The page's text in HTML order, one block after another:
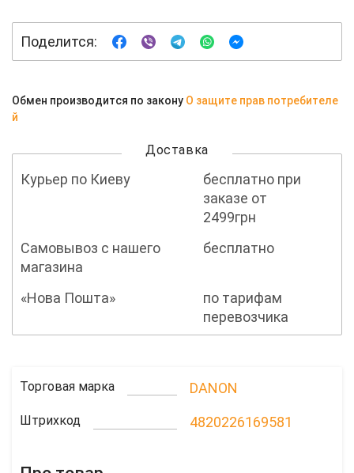
Поделится:
Обмен производится по закону О защите прав потребителе
й
Доставка
Курьер по Киеву
бесплатно при
заказе от
2499грн
Самовывоз с нашего
магазина
бесплатно
«Нова Пошта»
по тарифам
перевозчика
Торговая марка DANON
Штрихкод 4820226169581